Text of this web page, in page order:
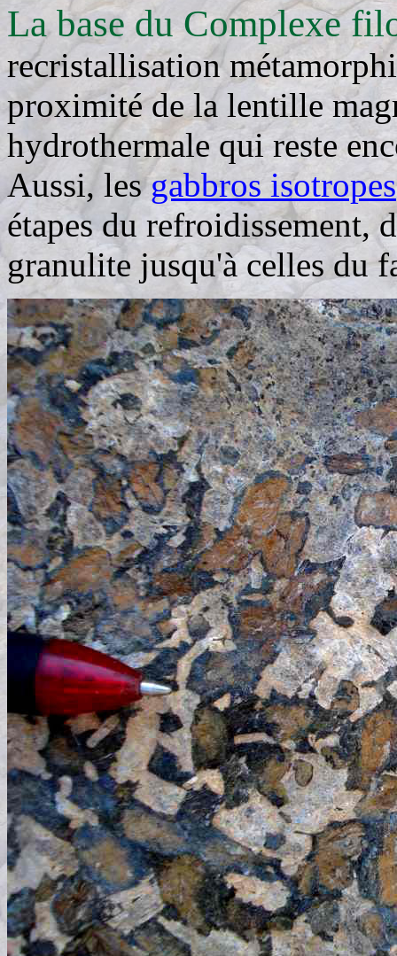
La base du Complexe
recristallisation
proximité de la lentille
hydrothermale qui reste
Aussi, lesgabbros isotropes
étapes du refroidissement,
granulite jusqu'à celles du